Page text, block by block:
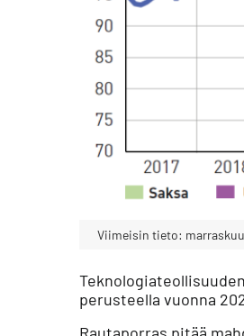
Viimeisin tieto:
perusteella vuonna